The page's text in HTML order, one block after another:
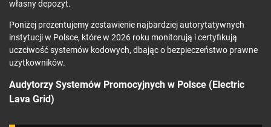
własny depozyt.
Poniżej prezentujemy zestawienie najbardziej autorytatywnych
instytucji w Polsce, które w 2026 roku monitorują i certyfikują
uczciwość systemów kodowych, dbając o bezpieczeństwo prawne
użytkowników.
Audytorzy Systemów Promocyjnych w Polsce (Electric
Lava Grid)